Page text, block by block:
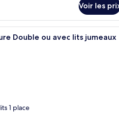
Voir les
Une chambre d’hôtel avec
Double ou avec lits jumeaux
1 place